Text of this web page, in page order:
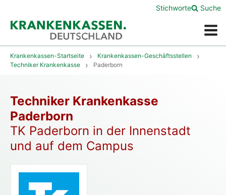
Menü
Stichworte Suche
Krankenkassen-Startseite
Krankenkassen-Geschäftsstellen
Techniker Krankenkasse
Paderborn
Techniker Krankenkasse
Paderborn
TK Paderborn in der Innenstadt
und auf dem Campus